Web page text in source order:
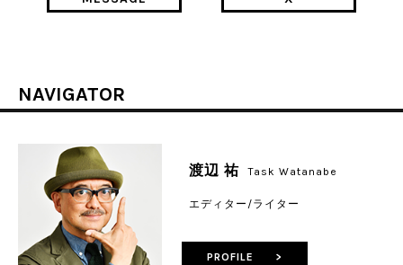
NAVIGATOR
渡辺 祐 Task Watanabe
エディター/ライター
PROFILE >